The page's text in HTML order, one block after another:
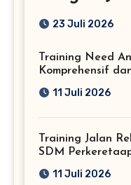
Profesional
23 Juli 2026
Training Need
Komprehensif
11 Juli 2026
Training Jalan
SDM
11 Juli 2026